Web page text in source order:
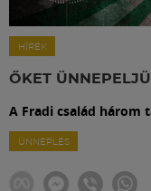
HÍREK
ŐKET
A Fradi család három
ÜNNEPLÉS
Hírek
Labdarúgás
Szakosztályok
Meccscenter